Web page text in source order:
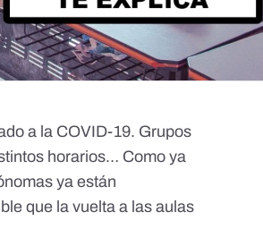
a la COVID-19. Grupos
horarios… Como ya
ya están
que la vuelta a las aulas